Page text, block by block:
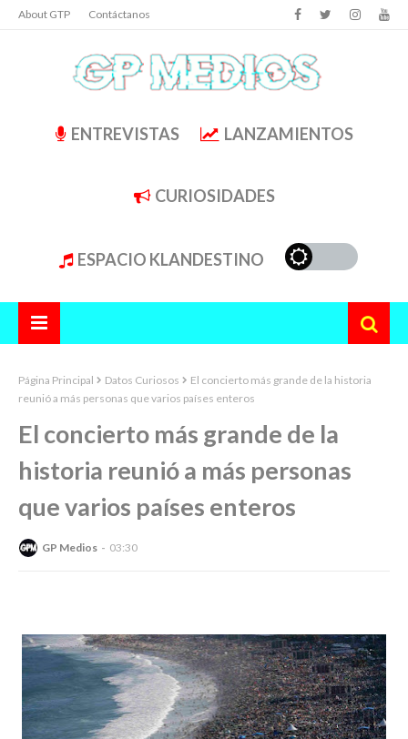
About GTP Contáctanos
ENTREVISTAS LANZAMIENTOS
CURIOSIDADES
ESPACIO KLANDESTINO
Página Principal Datos Curiosos
El concierto más grande de la historia
reunió a más personas que varios países enteros
El concierto más grande de la
historia reunió a más personas
que varios países enteros
GP Medios 03:30